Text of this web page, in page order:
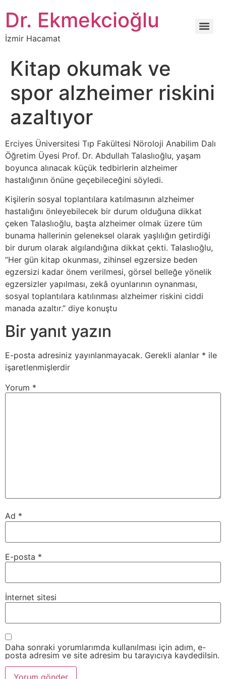
atlaDr. Ekmekcioğlu
İzmir Hacamat
Kitap okumak ve
spor alzheimer riskini
azaltıyor
Erciyes Üniversitesi Tıp Fakültesi Nöroloji Anabilim Dalı
Öğretim Üyesi Prof. Dr. Abdullah Talaslıoğlu, yaşam
boyunca alınacak küçük tedbirlerin alzheimer
hastalığının önüne geçebileceğini söyledi.
Kişilerin sosyal toplantılara katılmasının alzheimer
hastalığını önleyebilecek bir durum olduğuna dikkat
çeken Talaslıoğlu, başta alzheimer olmak üzere tüm
bunama hallerinin geleneksel olarak yaşlılığın getirdiği
bir durum olarak algılandığına dikkat çekti. Talaslıoğlu,
“Her gün kitap okunması, zihinsel egzersize beden
egzersizi kadar önem verilmesi, görsel belleğe yönelik
egzersizler yapılması, zekâ oyunlarının oynanması,
sosyal toplantılara katılınması alzheimer riskini ciddi
manada azaltır.” diye konuştu
Bir yanıt yazın
E-posta adresiniz yayınlanmayacak. Gerekli alanlar * ile
işaretlenmişlerdir
Yorum *
Ad *
E-posta *
İnternet sitesi
Daha sonraki yorumlarımda kullanılması için adım, e-
posta adresim ve site adresim bu tarayıcıya kaydedilsin.